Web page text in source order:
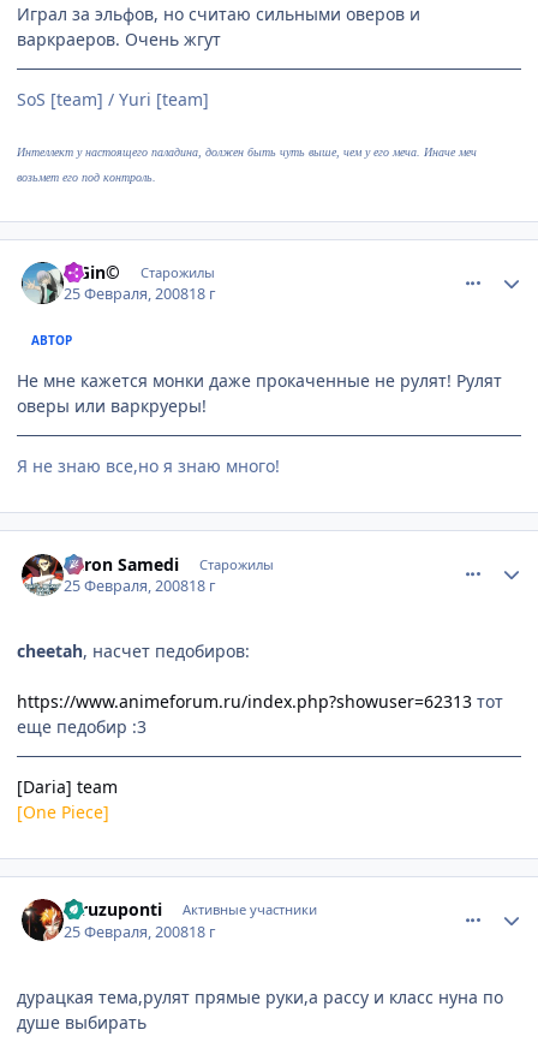
Играл за эльфов, но считаю сильными оверов и
варкраеров. Очень жгут
SoS [team] / Yuri [team]
Интеллект у настоящего паладина, должен быть чуть выше, чем у его меча. Иначе меч
возьмет его под контроль.
©Gin© Старожилы
25 Февраля, 200818 г
АВТОР
Не мне кажется монки даже прокаченные не рулят! Рулят
оверы или варкруеры!
Я не знаю все,но я знаю много!
Baron Samedi Старожилы
25 Февраля, 200818 г
cheetah, насчет педобиров:
https://www.animeforum.ru/index.php?showuser=62313 тот
еще педобир :3
[Daria] team
[One Piece]
furuzuponti Активные участники
25 Февраля, 200818 г
дурацкая тема,рулят прямые руки,а рассу и класс нуна по
душе выбирать